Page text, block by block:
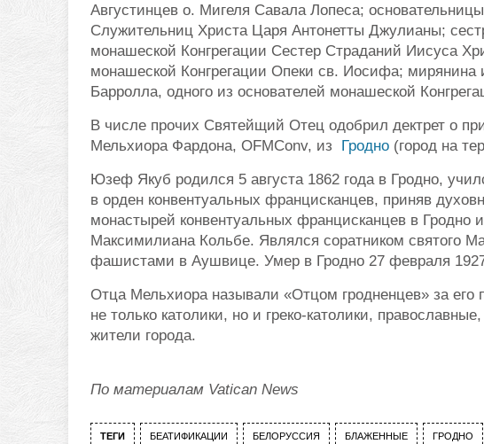
Августинцев о. Мигеля Савала Лопеса;
Служительниц Христа Царя Антонетты Джулианы;
монашеской Конгрегации Сестер Страданий Иисуса
монашеской Конгрегации Опеки св. Иосифа;
Барролла, одного из основателей монашеской
В числе прочих Святейщий Отец одобрил дектрет о
Мельхиора Фардона, OFMСonv, из Гродно (город на
Юзеф Якуб родился 5 августа 1862 года в Гродно,
в орден конвентуальных францисканцев, приняв
монастырей конвентуальных францисканцев в Гродно
Максимилиана Кольбе. Являлся соратником святого
фашистами в Аушвице. Умер в Гродно 27 февраля
Отца Мельхиора называли «Отцом гродненцев» за
не только католики, но и греко-католики,
жители города.
По материалам Vatican News
ТЕГИ БЕАТИФИКАЦИИ БЕЛОРУССИЯ БЛАЖЕННЫЕ ГРОДНО